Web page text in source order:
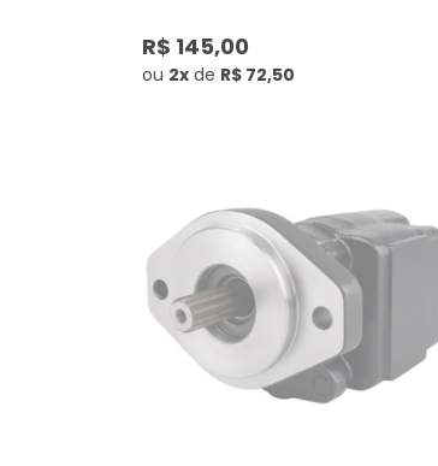
R$ 145,00
ou 2xde R$ 72,50